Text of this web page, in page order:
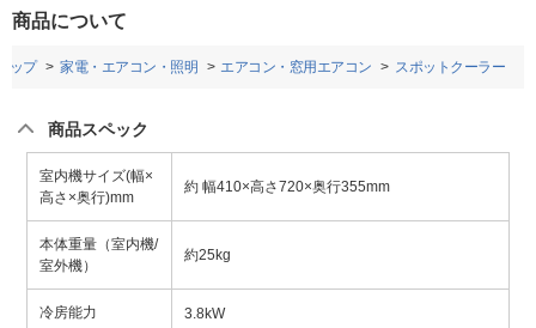
商品について
ップ 家電・エアコン・照明 エアコン・窓用エアコン スポットクーラー
商品スペック
室内機サイズ(幅×
高さ×奥行)mm
約 幅410×高さ720×奥行355mm
本体重量（室内機/
室外機）
約25kg
冷房能力 3.8kW